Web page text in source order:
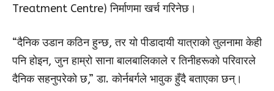
Treatment Centre) निर्माणमा खर्च गरिनेछ।
“दैनिक उडान कठिन हुन्छ, तर यो पीडादायी यात्राको तुलनामा केही
पनि होइन, जुन हाम्रो साना बालबालिकाले र तिनीहरूको परिवारले
दैनिक सहनुपरेको छ,” डा. कोर्नबर्गले भावुक हुँदै बताएका छन्।